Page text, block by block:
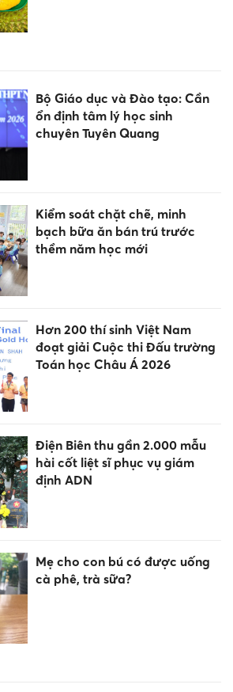
Bộ Giáo dục và Đào tạo: Cần
ổn định tâm lý học sinh
chuyên Tuyên Quang
Kiểm soát chặt chẽ, minh
bạch bữa ăn bán trú trước
thềm năm học mới
Hơn 200 thí sinh Việt Nam
đoạt giải Cuộc thi Đấu trường
Toán học Châu Á 2026
Điện Biên thu gần 2.000 mẫu
hài cốt liệt sĩ phục vụ giám
định ADN
Mẹ cho con bú có được uống
cà phê, trà sữa?